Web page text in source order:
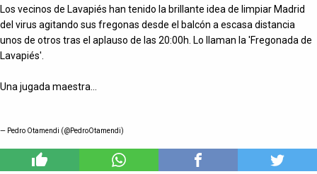
Los vecinos de Lavapiés han tenido la brillante idea de limpiar Madrid
del virus agitando sus fregonas desde el balcón a escasa distancia
unos de otros tras el aplauso de las 20:00h. Lo llaman la 'Fregonada de
Lavapiés'.
Una jugada maestra...
— Pedro Otamendi (@PedroOtamendi)